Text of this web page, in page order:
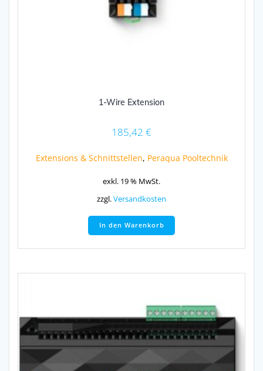
1-Wire Extension
185,42 €
Extensions & Schnittstellen, Peraqua Pooltechnik
exkl. 19 % MwSt.
zzgl.Versandkosten
In den Warenkorb